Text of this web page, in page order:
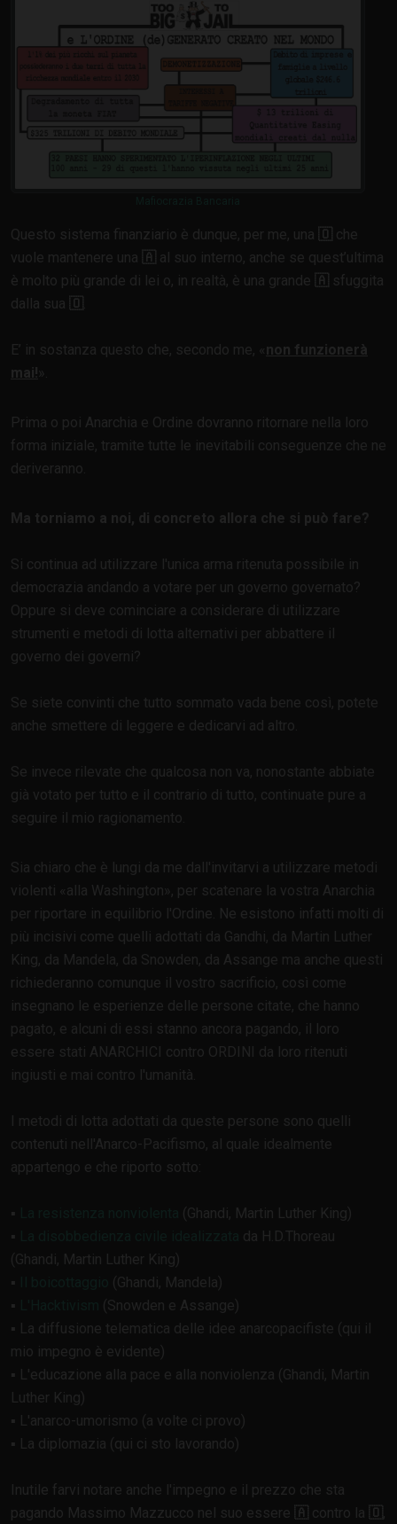
Questo sistema finanziario è dunque, per me, una 🇴 che
vuole mantenere una 🇦 al suo interno, anche se quest’ultima
è molto più grande di lei o, in realtà, è una grande 🇦 sfuggita
dalla sua 🇴
E’ in sostanza questo che, secondo me,
non funzionerà
mai!
Prima o poi Anarchia e Ordine dovranno ritornare nella loro
forma iniziale, tramite tutte le inevitabili conseguenze che ne
deriveranno.
Ma torniamo a noi, di concreto allora che si può fare?
Si continua ad utilizzare l'unica arma ritenuta possibile in
democrazia andando a votare per un governo governato?
Oppure si deve cominciare a considerare di utilizzare
strumenti e metodi di lotta alternativi per abbattere il
governo dei governi?
Se siete convinti che tutto sommato vada bene così, potete
anche smettere di leggere e dedicarvi ad altro.
Se invece rilevate che qualcosa non va, nonostante abbiate
già votato per tutto e il contrario di tutto, continuate pure a
seguire il mio ragionamento.
Sia chiaro che è lungi da me dall'invitarvi a utilizzare metodi
violenti
alla Washington , per scatenare la vostra Anarchia
per riportare in equilibrio l'Ordine. Ne esistono infatti molti di
più incisivi come quelli adottati da Gandhi, da Martin Luther
King, da Mandela, da Snowden, da Assange ma anche questi
richiederanno comunque il vostro sacrificio, così come
insegnano le esperienze delle persone citate, che hanno
pagato, e alcuni di essi stanno ancora pagando, il loro
essere stati ANARCHICI contro ORDINI da loro ritenuti
ingiusti e mai contro l'umanità.
I metodi di lotta adottati da queste persone sono quelli
contenuti nell'Anarco-Pacifismo, al quale idealmente
appartengo e che riporto sotto:
▪
(Ghandi, Martin Luther King)
▪
da H.D.Thoreau
(Ghandi, Martin Luther King)
▪
(Ghandi, Mandela)
▪
(Snowden e Assange)
▪ La diffusione telematica delle idee anarcopacifiste (qui il
mio impegno è evidente)
▪ L'educazione alla pace e alla nonviolenza (Ghandi, Martin
Luther King)
▪ L'anarco-umorismo (a volte ci provo)
▪ La diplomazia (qui ci sto lavorando)
Inutile farvi notare anche l'impegno e il prezzo che sta
pagando Massimo Mazzucco nel suo essere 🇦 contro la 🇴 ,